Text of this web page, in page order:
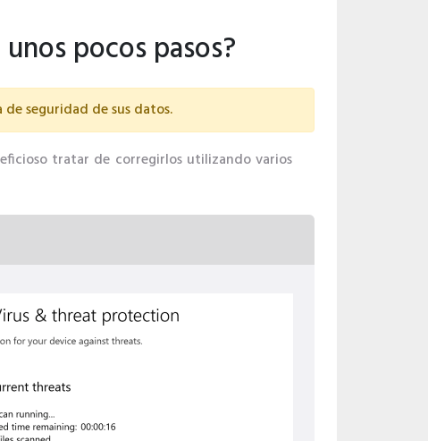
pocos pasos?
seguridad de sus datos.
tratar de corregirlos utilizando varios